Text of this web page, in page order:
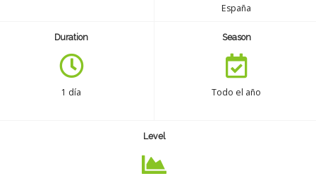
España
Duration
1 día
Season
Todo el año
Level